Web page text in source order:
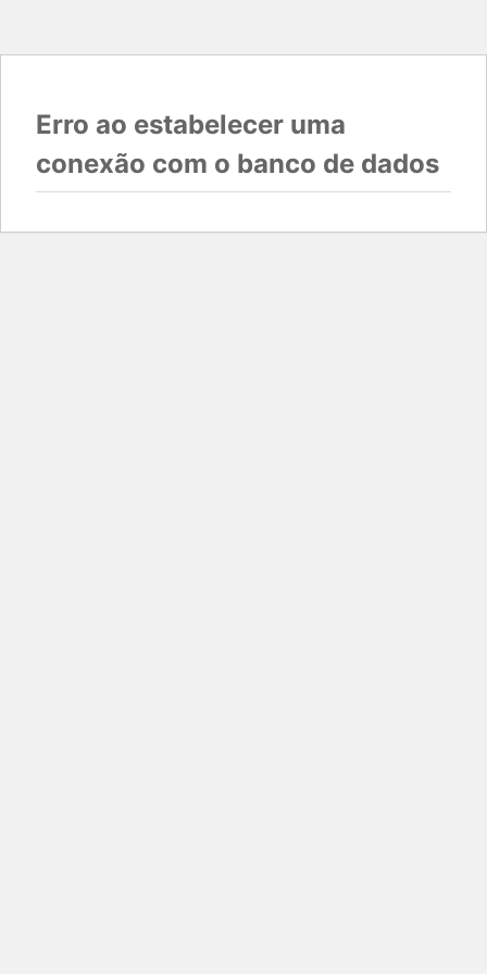
Erro ao estabelecer uma
conexão com o banco de dados